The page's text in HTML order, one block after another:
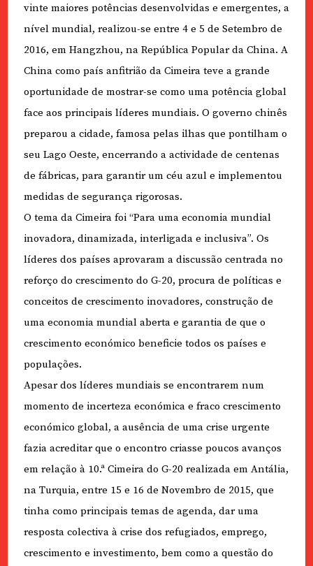
vinte maiores potências desenvolvidas e emergentes, a
nível mundial, realizou-se entre 4 e 5 de Setembro de
2016, em Hangzhou, na República Popular da China. A
China como país anfitrião da Cimeira teve a grande
oportunidade de mostrar-se como uma potência global
face aos principais líderes mundiais. O governo chinês
preparou a cidade, famosa pelas ilhas que pontilham o
seu Lago Oeste, encerrando a actividade de centenas
de fábricas, para garantir um céu azul e implementou
medidas de segurança rigorosas.
O tema da Cimeira foi “Para uma economia mundial
inovadora, dinamizada, interligada e inclusiva”. Os
líderes dos países aprovaram a discussão centrada no
reforço do crescimento do G-20, procura de políticas e
conceitos de crescimento inovadores, construção de
uma economia mundial aberta e garantia de que o
crescimento económico beneficie todos os países e
populações.
Apesar dos líderes mundiais se encontrarem num
momento de incerteza económica e fraco crescimento
económico global, a ausência de uma crise urgente
fazia acreditar que o encontro criasse poucos avanços
em relação à 10.ª Cimeira do G-20 realizada em Antália,
na Turquia, entre 15 e 16 de Novembro de 2015, que
tinha como principais temas de agenda, dar uma
resposta colectiva à crise dos refugiados, emprego,
crescimento e investimento, bem como a questão do